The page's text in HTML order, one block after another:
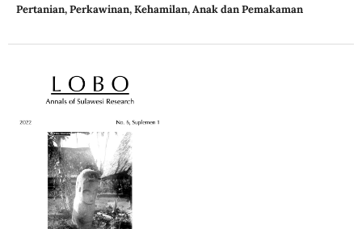
Pertanian, Perkawinan, Kehamilan, Anak dan Pemakaman